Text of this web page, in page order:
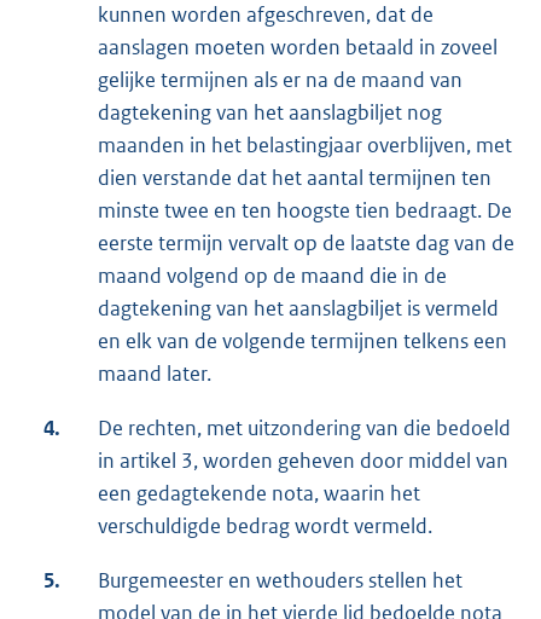
kunnen worden afgeschreven, dat de
aanslagen moeten worden betaald in zoveel
gelijke termijnen als er na de maand van
dagtekening van het aanslagbiljet nog
maanden in het belastingjaar overblijven, met
dien verstande dat het aantal termijnen ten
minste twee en ten hoogste tien bedraagt. De
eerste termijn vervalt op de laatste dag van de
maand volgend op de maand die in de
dagtekening van het aanslagbiljet is vermeld
en elk van de volgende termijnen telkens een
maand later.
4.
De rechten, met uitzondering van die bedoeld
in artikel 3, worden geheven door middel van
een gedagtekende nota, waarin het
verschuldigde bedrag wordt vermeld.
5.
Burgemeester en wethouders stellen het
model van de in het vierde lid bedoelde nota